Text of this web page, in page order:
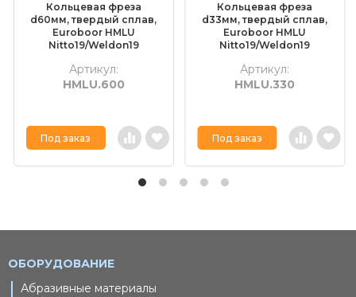
Кольцевая фреза
d60мм, твердый сплав,
Euroboor HMLU
Nitto19/Weldon19
Артикул:
HMLU.600
Под заказ
Кольцевая фреза
d33мм, твердый сплав,
Euroboor HMLU
Nitto19/Weldon19
Артикул:
HMLU.330
Под заказ
ОБОРУДОВАНИЕ
Абразивные материалы